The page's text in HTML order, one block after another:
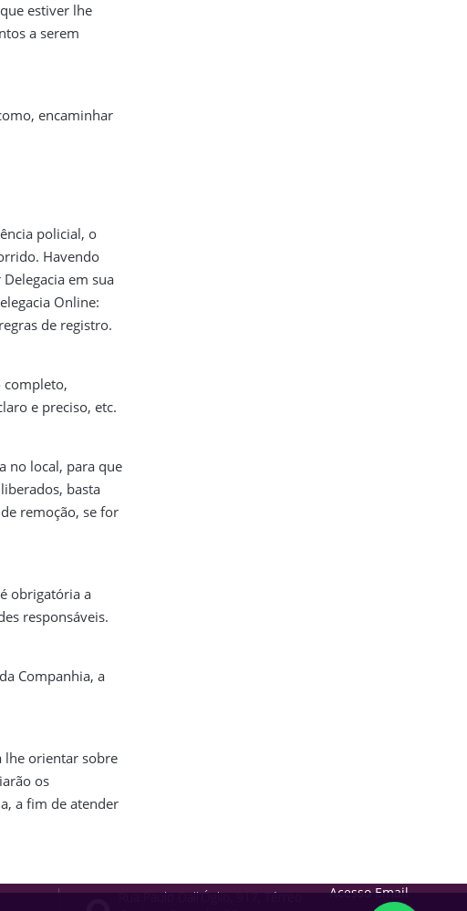
estiver lhe
a serem
encaminhar
policial, o
Havendo
em sua
Online:
de registro.
completo,
e preciso, etc.
no local, para que
basta
remoção, se for
obrigatória a
responsáveis.
Companhia, a
lhe orientar sobre
os
a fim de atender
Rua Paulo Dall’Óglio, 917, Térreo
Acesso Email